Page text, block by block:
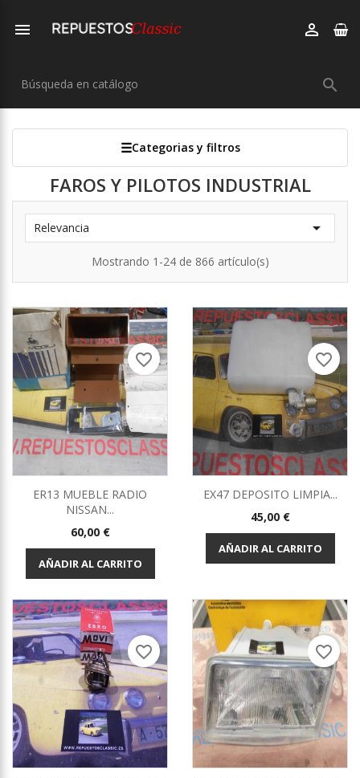
 

Categorias y filtros
FAROS Y PILOTOS INDUSTRIAL
Relevancia 
Mostrando 1-24 de 866 artículo(s)
ER13 MUEBLE RADIO
NISSAN...
Precio
60,00 €
AÑADIR AL CARRITO
favorite_border
EX47 DEPOSITO LIMPIA...
Precio
45,00 €
AÑADIR AL CARRITO
favorite_border
favorite_border favorite_border